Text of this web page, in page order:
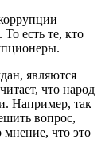
есть те, кто
являются
что народ
Например, так
вопрос,
мнение, что это